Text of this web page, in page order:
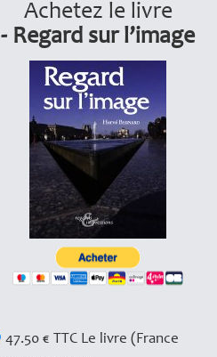
Achetez le livre
- Regard sur l’image
47.50 € TTC Le livre (France